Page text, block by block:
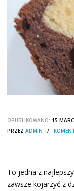
OPUBLIKOWANO: 15
PRZEZ ADMIN /
To jedna z
zawsze kojarzyć z